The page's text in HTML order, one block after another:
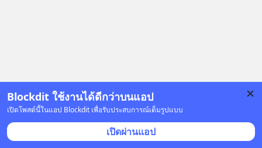
Blockdit ใช้งานได้ดีกว่าบนแอป
เปิดโพสต์นี้ในแอป Blockdit เพื่อรับประสบการณ์เต็มรูปแบบ
เปิดผ่านแอป